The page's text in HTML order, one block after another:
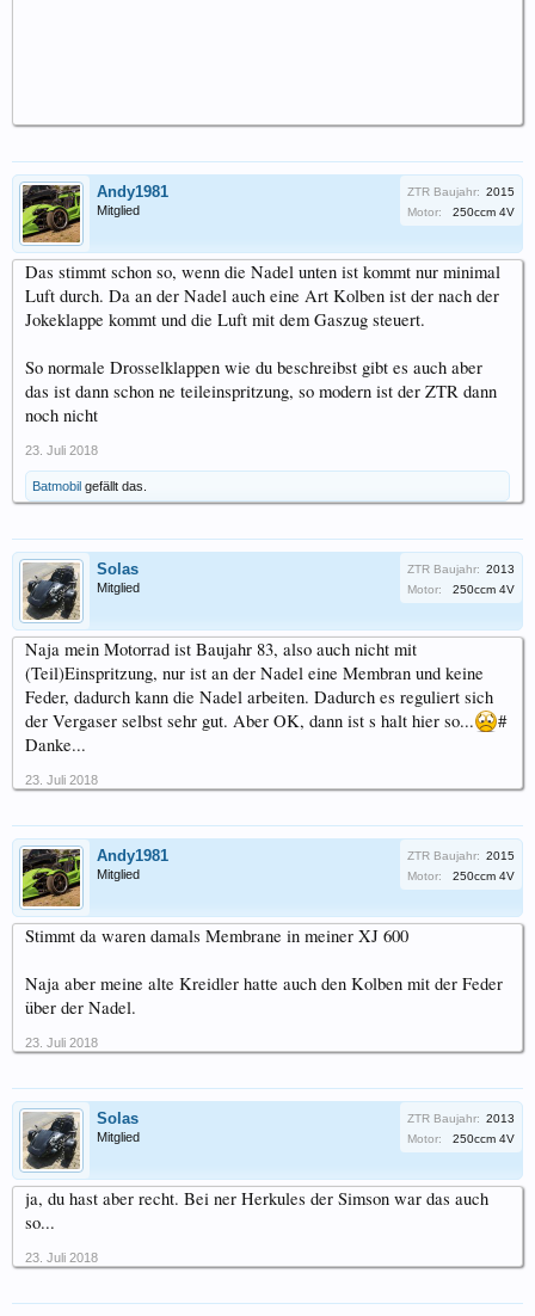
Andy1981
Mitglied
ZTR Baujahr: 2015
Motor:
250ccm 4V
Das stimmt schon so, wenn die Nadel unten ist kommt nur minimal
Luft durch. Da an der Nadel auch eine Art Kolben ist der nach der
Jokeklappe kommt und die Luft mit dem Gaszug steuert.
So normale Drosselklappen wie du beschreibst gibt es auch aber
das ist dann schon ne teileinspritzung, so modern ist der ZTR dann
noch nicht
23. Juli 2018
Batmobil gefällt das.
Solas
Mitglied
ZTR Baujahr: 2013
Motor:
250ccm 4V
Naja mein Motorrad ist Baujahr 83, also auch nicht mit
(Teil)Einspritzung, nur ist an der Nadel eine Membran und keine
Feder, dadurch kann die Nadel arbeiten. Dadurch es reguliert sich
der Vergaser selbst sehr gut. Aber OK, dann ist s halt hier so...
#
Danke...
23. Juli 2018
Andy1981
Mitglied
ZTR Baujahr: 2015
Motor:
250ccm 4V
Stimmt da waren damals Membrane in meiner XJ 600
Naja aber meine alte Kreidler hatte auch den Kolben mit der Feder
über der Nadel.
23. Juli 2018
Solas
Mitglied
ZTR Baujahr: 2013
Motor:
250ccm 4V
ja, du hast aber recht. Bei ner Herkules der Simson war das auch
so...
23. Juli 2018